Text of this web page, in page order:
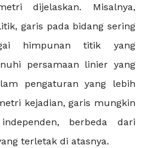
dijelaskan. Misalnya,
garis pada bidang sering
himpunan titik yang
persamaan linier yang
pengaturan yang lebih
kejadian, garis mungkin
berbeda dari
terletak di atasnya.